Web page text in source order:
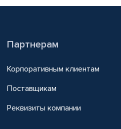
Партнерам
Корпоративным клиентам
Поставщикам
Реквизиты компании